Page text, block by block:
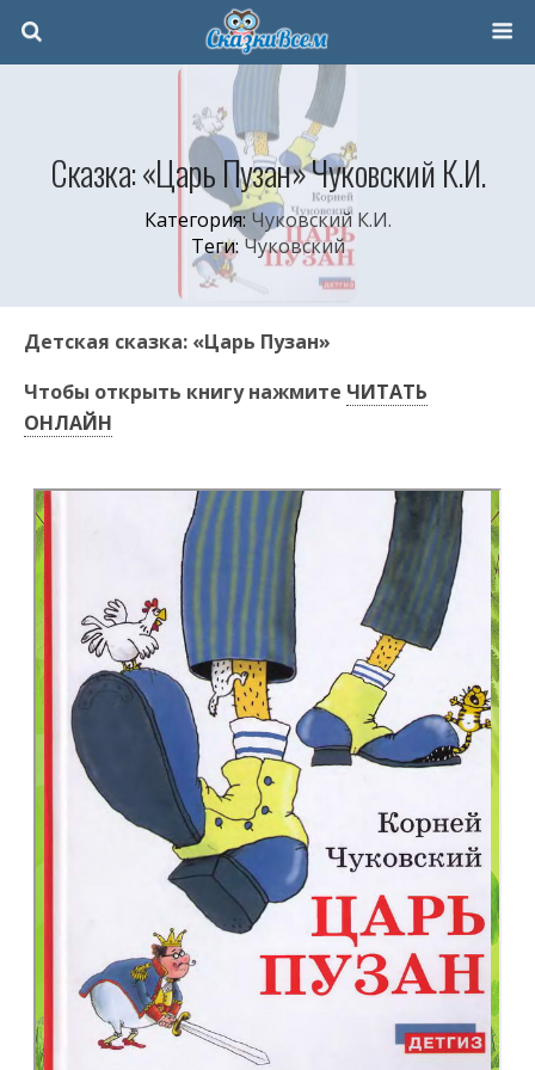
Сказка: «Царь Пузан» Чуковский К.И.
Категория:Чуковский К.И.
Теги: Чуковский
Детская сказка: «Царь Пузан»
Чтобы открыть книгу нажмите ЧИТАТЬ
ОНЛАЙН